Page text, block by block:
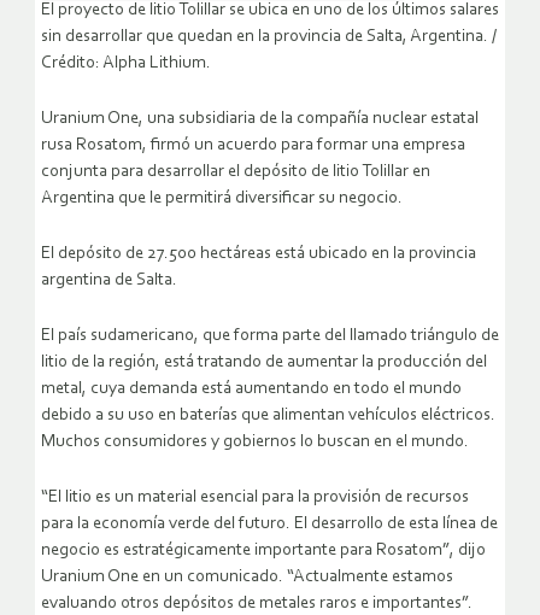
El proyecto de litio Tolillar se ubica en uno de los últimos salares
sin desarrollar que quedan en la provincia de Salta, Argentina. /
Crédito: Alpha Lithium.
Uranium One, una subsidiaria de la compañía nuclear estatal
rusa Rosatom, firmó un acuerdo para formar una empresa
conjunta para desarrollar el depósito de litio Tolillar en
Argentina que le permitirá diversificar su negocio.
El depósito de 27.500 hectáreas está ubicado en la provincia
argentina de Salta.
El país sudamericano, que forma parte del llamado triángulo de
litio de la región, está tratando de aumentar la producción del
metal, cuya demanda está aumentando en todo el mundo
debido a su uso en baterías que alimentan vehículos eléctricos.
Muchos consumidores y gobiernos lo buscan en el mundo.
“El litio es un material esencial para la provisión de recursos
para la economía verde del futuro. El desarrollo de esta línea de
negocio es estratégicamente importante para Rosatom”, dijo
Uranium One en un comunicado. “Actualmente estamos
evaluando otros depósitos de metales raros e importantes”.